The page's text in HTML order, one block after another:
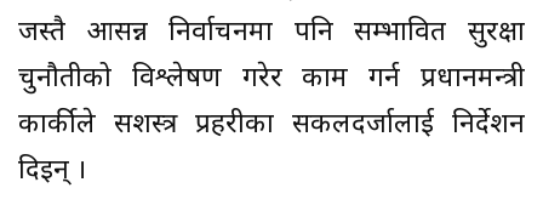
जस्तै आसन्न निर्वाचनमा पनि सम्भावित सुरक्षा
चुनौतीको विश्लेषण गरेर काम गर्न प्रधानमन्त्री
कार्कीले सशस्त्र प्रहरीका सकलदर्जालाई निर्देशन
दिइन् ।